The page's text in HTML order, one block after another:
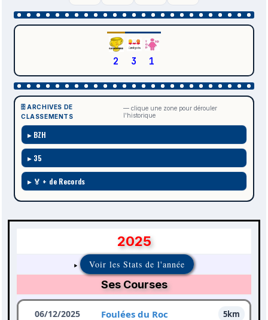
2 3 1
🗄️ ARCHIVES DE
CLASSEMENTS
— clique une zone pour dérouler
l'historique
BZH
35
🏅 + de Records
2025
Voir les Stats de l'année
Ses Courses
06/12/2025 Foulées du Roc
5km